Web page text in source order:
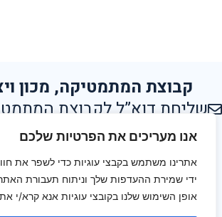
אנו מעריכים את הפרטיות שלכם
אתרינו משתמש בקבצי עוגיות כדי לשפר את
ידי שמירת ההעדפות שלך וניתוח תעבורת
אופן השימוש שלנו בקובצי עוגיות אנא קרא/י את
קבוצת המתמטיקה, מכון
שליחת דוא”ל לקבוצת
הצהרת נגישות
תנאי שימוש
מפת אתר